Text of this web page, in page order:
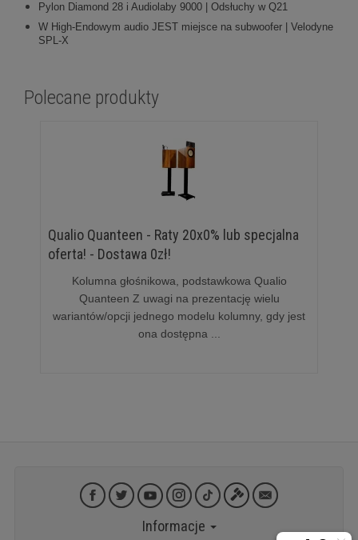
Pylon Diamond 28 i Audiolaby 9000 | Odsłuchy w Q21
W High-Endowym audio JEST miejsce na subwoofer | Velodyne
SPL-X
Polecane produkty
Qualio Quanteen - Raty 20x0% lub specjalna
oferta! - Dostawa 0zł!
Kolumna głośnikowa, podstawkowa Qualio
Quanteen Z uwagi na prezentację wielu
wariantów/opcji jednego modelu kolumny, gdy jest
ona dostępna ...
Informacje